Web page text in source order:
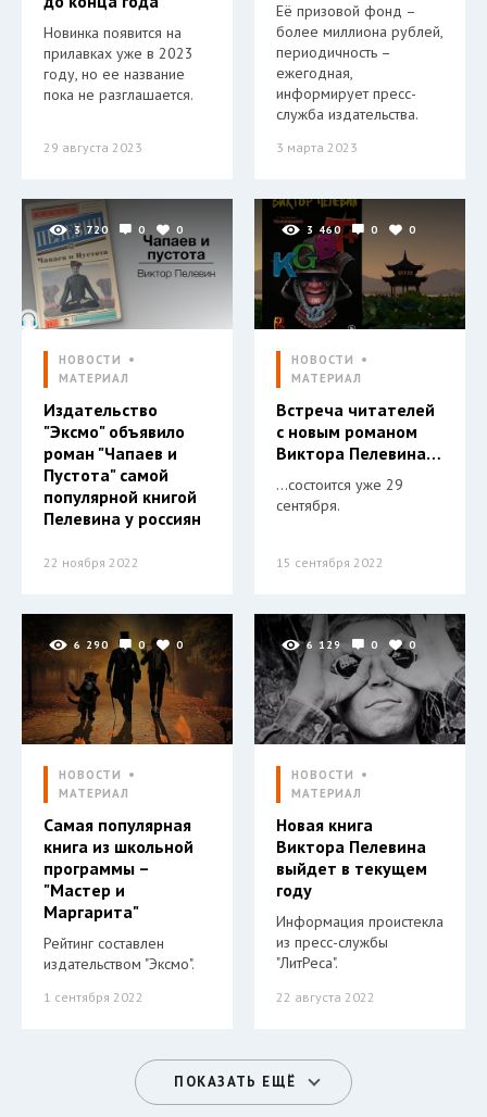
Новинка появится на
прилавках уже в 2023
году, но ее название
пока не разглашается.
29 августа 2023
Её призовой фонд –
более миллиона рублей,
периодичность –
ежегодная,
информирует пресс-
служба издательства.
3 марта 2023
3 720 0 0
НОВОСТИ
МАТЕРИАЛ
Издательство
"Эксмо" объявило
роман "Чапаев и
Пустота" самой
популярной книгой
Пелевина у россиян
22 ноября 2022
3 460 0 0
НОВОСТИ
МАТЕРИАЛ
Встреча читателей
с новым романом
Виктора Пелевина…
…состоится уже 29
сентября.
15 сентября 2022
6 290 0 0
НОВОСТИ
МАТЕРИАЛ
Самая популярная
книга из школьной
программы –
"Мастер и
Маргарита"
Рейтинг составлен
издательством "Эксмо".
1 сентября 2022
6 129 0 0
НОВОСТИ
МАТЕРИАЛ
Новая книга
Виктора Пелевина
выйдет в текущем
году
Информация проистекла
из пресс-службы
"ЛитРеса".
22 августа 2022
ПОКАЗАТЬ ЕЩЁ